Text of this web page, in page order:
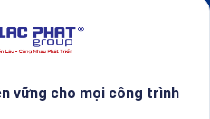
vững cho mọi công trình